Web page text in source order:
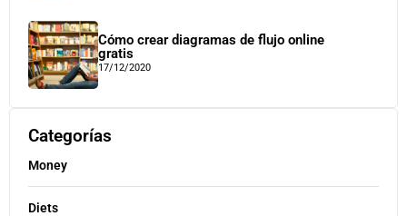
Cómo crear diagramas de flujo online
gratis
17/12/2020
Categorías
Money
Diets